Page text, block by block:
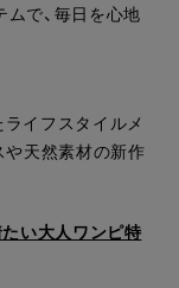
ムで、毎日を心地
ライフスタイルメ
や天然素材の新作
たい大人ワンピ特